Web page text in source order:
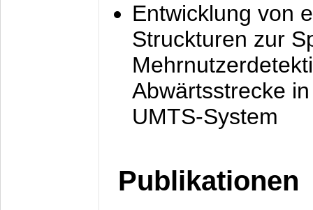
Entwicklung von
Struckturen zur
Abwärtsstrecke
UMTS-System
Publikationen